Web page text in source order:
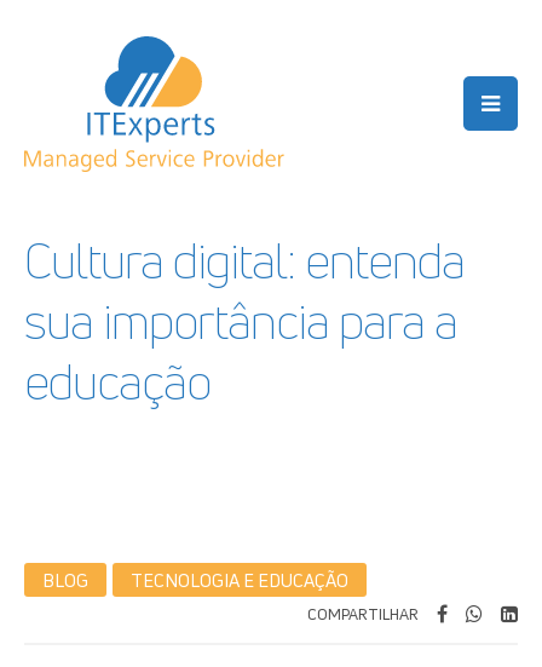
Cultura digital: entenda
sua importância para a
educação
BLOG TECNOLOGIA E EDUCAÇÃO
COMPARTILHAR